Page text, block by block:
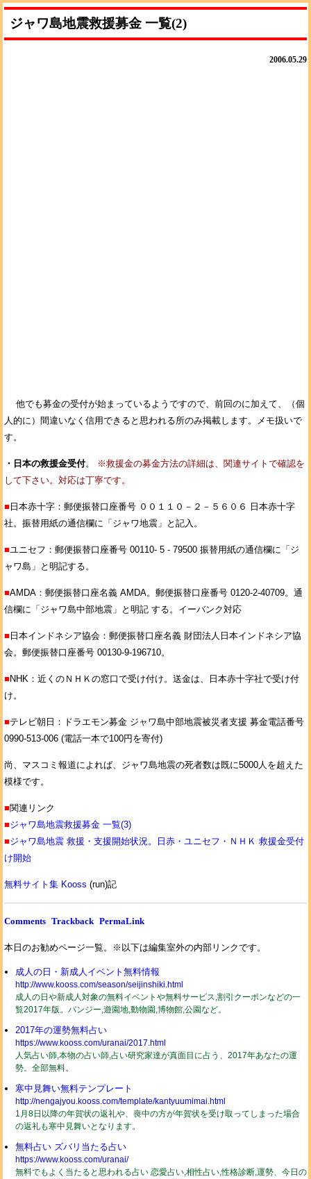
ジャワ島地震救援募金 一覧(2)
2006.05.29
他でも募金の受付が始まっているようですので、前回のに加えて、（個
人的に）間違いなく信用できると思われる所のみ掲載します。メモ扱いで
す。
・日本の救援金受付。
※救援金の募金方法の詳細は、関連サイトで確認を
して下さい。対応は丁寧です。
■ 日本赤十字：郵便振替口座番号 ００１１０－２－５６０６ 日本赤十字
社。振替用紙の通信欄に「ジャワ地震」と記入。
■ユニセフ：郵便振替口座番号 00110- 5 - 79500 振替用紙の通信欄に「ジ
ャワ島」と明記する。
■AMDA：郵便振替口座名義 AMDA。郵便振替口座番号 0120-2-40709。通
信欄に「ジャワ島中部地震」と明記 する。イーバンク対応
■ 日本インドネシア協会：郵便振替口座名義 財団法人日本インドネシア協
会。郵便振替口座番号 00130-9-196710。
■ NHK：近くのＮＨＫの窓口で受け付け。送金は、日本赤十字社で受け付
け。
■テレビ朝日：ドラエモン募金 ジャワ島中部地震被災者支援 募金電話番号
0990-513-006 (電話一本で100円を寄付)
尚、マスコミ報道によれば、ジャワ島地震の死者数は既に5000人を超えた
模様です。
■関連リンク
■ジャワ島地震救援募金 一覧(3)
■ジャワ島地震 救援・支援開始状況。日赤・ユニセフ・ＮＨＫ 救援金受付
け開始
無料サイト集 Kooss (run)記
Comments Trackback PermaLink
本日のお勧めページ一覧。※以下は編集室外の内部リンクです。
成人の日・新成人イベント無料情報
http://www.kooss.com/season/seijinshiki.html
成人の日や新成人対象の無料イベントや無料サービス,割引クーポンなどの一
覧2017年版。バンジー,遊園地,動物園,博物館,公園など。
2017年の運勢無料占い
https://www.kooss.com/uranai/2017.html
人気占い師,本物の占い師,占い研究家達が真面目に占う、2017年あなたの運
勢。全部無料。
寒中見舞い無料テンプレート
http://nengajyou.kooss.com/template/kantyuumimai.html
1月8日以降の年賀状の返礼や、喪中の方が年賀状を受け取ってしまった場合
の返礼も寒中見舞いとなります。
無料占い ズバリ当たる占い
https://www.kooss.com/uranai/
無料でもよく当たると思われる占い 恋愛占い,相性占い,性格診断,運勢、今日の